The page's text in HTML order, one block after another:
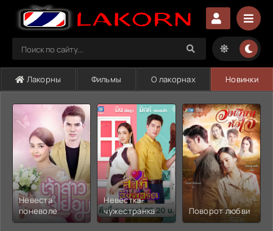
Лакорны Фильмы О лакорнах Новинки
Невеста
поневоле
Невестка-
чужестранка
Поворот любви